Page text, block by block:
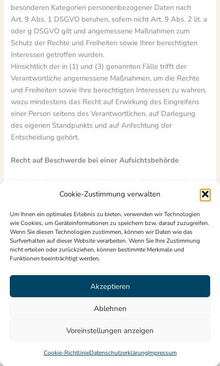
Cookie-Zustimmung verwalten
Um Ihnen ein optimales Erlebnis zu bieten, verwenden wir Technologien
wie Cookies, um Geräteinformationen zu speichern bzw. darauf zuzugreifen.
Wenn Sie diesen Technologien zustimmen, können wir Daten wie das
Surfverhalten auf dieser Website verarbeiten. Wenn Sie Ihre Zustimmung
nicht erteilen oder zurückziehen, können bestimmte Merkmale und
Funktionen beeinträchtigt werden.
Akzeptieren
Ablehnen
Voreinstellungen anzeigen
Cookie-RichtlinieDatenschutzerklärungImpressum
besonderen Kategorien personenbezogener Daten nach
Art. 9 Abs. 1 DSGVO beruhen, sofern nicht Art. 9 Abs. 2 lit. a
oder g DSGVO gilt und angemessene Maßnahmen zum
Schutz der Rechte und Freiheiten sowie Ihrer berechtigten
Interessen getroffen wurden.
Hinsichtlich der in (1) und (3) genannten Fälle trifft der
Verantwortliche angemessene Maßnahmen, um die Rechte
und Freiheiten sowie Ihre berechtigten Interessen zu wahren,
wozu mindestens das Recht auf Erwirkung des Eingreifens
einer Person seitens des Verantwortlichen, auf Darlegung
des eigenen Standpunkts und auf Anfechtung der
Entscheidung gehört.
Recht auf Beschwerde bei einer Aufsichtsbehörde
Unbeschadet eines anderweitigen verwaltungsrechtlichen
oder gerichtlichen Rechtsbehelfs steht Ihnen das Recht auf
dem Mitgliedstaat ihres Aufenthaltsorts, ihres Arbeitsplatzes
oder des Orts des mutmaßlichen Verstoßes, zu, wenn Sie der
Ansicht sind, dass die Verarbeitung der Sie betreffenden
personenbezogenen Daten gegen die DSGVO verstößt.
wurde, unterrichtet den Beschwerdeführer über den Stand
und die Ergebnisse der Beschwerde einschließlich der
Diese Datenschutzerklärung speist sich überwiegend aus
folgender Quelle: